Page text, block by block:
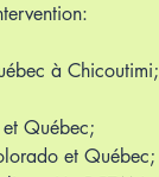
à Chicoutimi;
Québec;
et Québec;